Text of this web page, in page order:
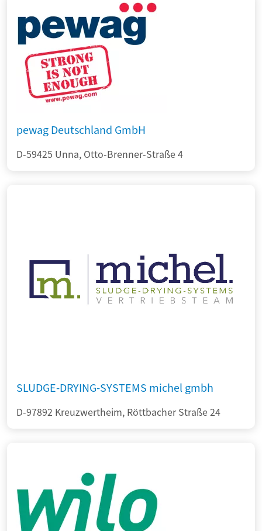
pewag Deutschland GmbH
D-59425 Unna, Otto-Brenner-Straße 4
SLUDGE-DRYING-SYSTEMS michel gmbh
D-97892 Kreuzwertheim, Röttbacher Straße 24